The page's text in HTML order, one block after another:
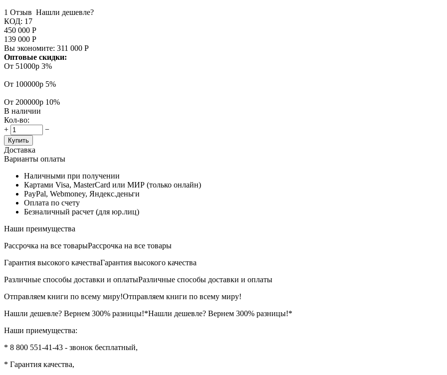
1 Отзыв Нашли дешевле?
КОД: 17
450 000 Р
139 000 Р
Вы экономите: 311 000 Р
Оптовые скидки:
От 51000р 3%
От 100000р 5%
От 200000р 10%
В наличии
Кол-во:
+
−
Купить
Доставка
Варианты оплаты
Наличными при получении
Картами Visa, MasterCard или МИР (только онлайн)
PayPal, Webmoney, Яндекс.деньги
Оплата по счету
Безналичный расчет (для юр.лиц)
Наши преимущества
Рассрочка на все товарыРассрочка на все товары
Гарантия высокого качестваГарантия высокого качества
Различные способы доставки и оплатыРазличные способы доставки и оплаты
Отправляем книги по всему миру!Отправляем книги по всему миру!
Нашли дешевле? Вернем 300% разницы!*Нашли дешевле? Вернем 300% разницы!*
Наши приемущества:
* 8 800 551-41-43 - звонок бесплатный,
* Гарантия качества,